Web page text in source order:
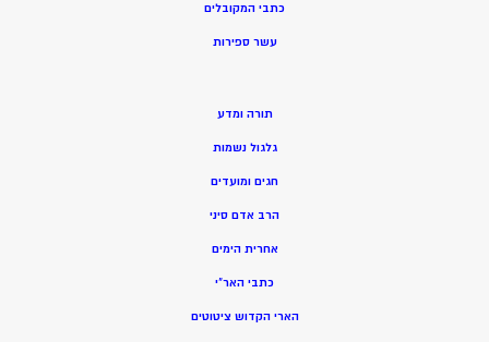
כתבי המקובלים
עשר ספירות
תורה ומדע
גלגול נשמות
חגים ומועדים
הרב אדם סיני
אחרית הימים
כתבי האר”י
הארי הקדוש ציטוטים